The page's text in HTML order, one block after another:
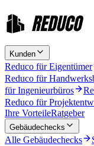
Kunden
Reduco für Eigentümer
Reduco für
für Ingenieurbüros
Reduco für
Ihre VorteileRatgeber
Gebäudechecks
Alle Gebäudechecks